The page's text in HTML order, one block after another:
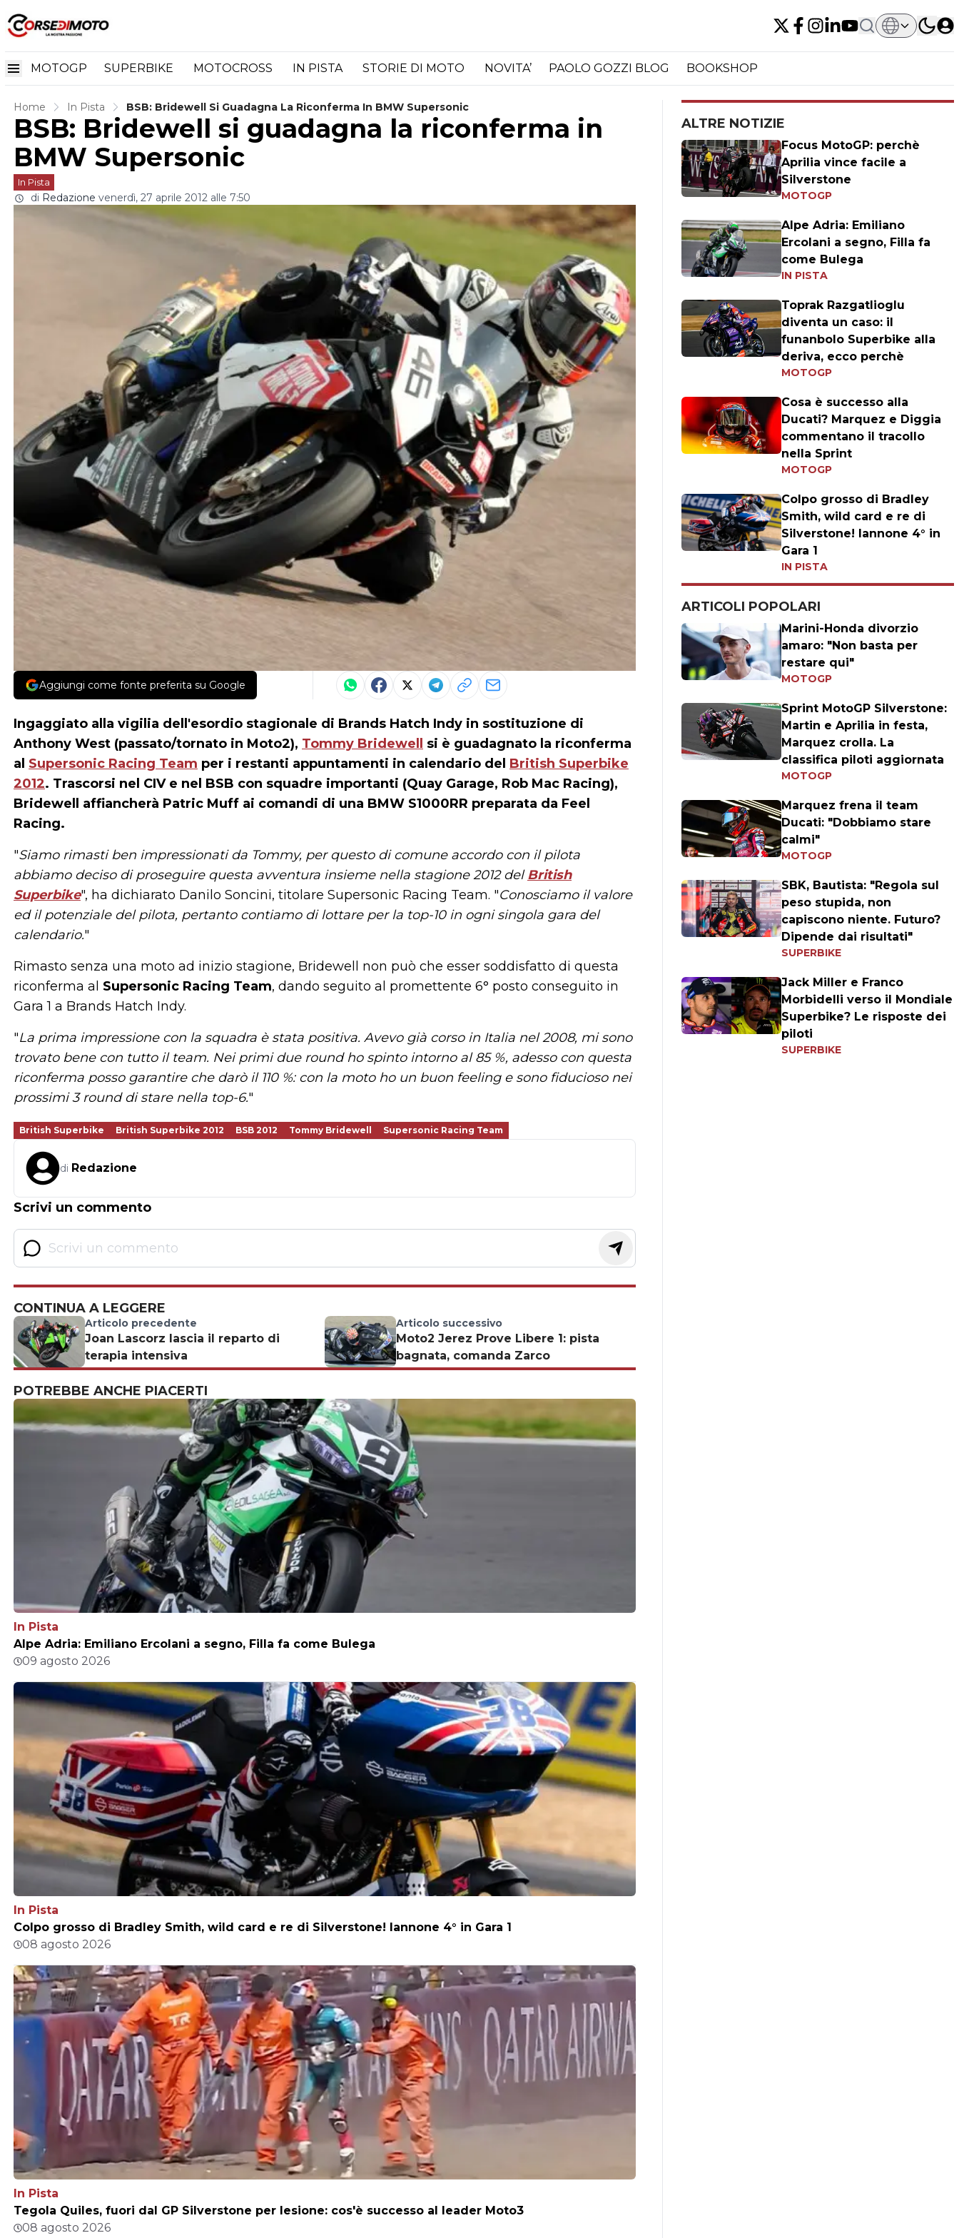
MOTOGP SUPERBIKE MOTOCROSS IN PISTA STORIE DI MOTO NOVITA’ PAOLO GOZZI BLOG BOOKSHOP
Home In Pista BSB: Bridewell Si Guadagna La Riconferma In BMW Supersonic
BSB: Bridewell si guadagna la riconferma in
BMW Supersonic
In Pista
di Redazione venerdì, 27 aprile 2012 alle 7:50
Aggiungi come fonte preferita su Google
Ingaggiato alla vigilia dell'esordio stagionale di Brands Hatch Indy in sostituzione di
Anthony West (passato/tornato in Moto2), Tommy Bridewell
si è guadagnato la riconferma
al Supersonic Racing Team per i restanti appuntamenti in calendario del British Superbike
2012. Trascorsi nel CIV e nel BSB con squadre importanti (Quay Garage, Rob Mac Racing),
Bridewell affiancherà Patric Muff ai comandi di una BMW S1000RR preparata da Feel
Racing.
"Siamo rimasti ben impressionati da Tommy, per questo di comune accordo con il pilota
abbiamo deciso di proseguire questa avventura insieme nella stagione 2012 delBritish
Superbike", ha dichiarato Danilo Soncini, titolare Supersonic Racing Team. "Conosciamo il valore
ed il potenziale del pilota, pertanto contiamo di lottare per la top-10 in ogni singola gara del
calendario."
Rimasto senza una moto ad inizio stagione, Bridewell non può che esser soddisfatto di questa
riconferma al Supersonic Racing Team, dando seguito al promettente 6° posto conseguito in
Gara 1 a Brands Hatch Indy.
"La prima impressione con la squadra è stata positiva. Avevo già corso in Italia nel 2008, mi sono
trovato bene con tutto il team. Nei primi due round ho spinto intorno al 85 %, adesso con questa
riconferma posso garantire che darò il 110 %: con la moto ho un buon feeling e sono fiducioso nei
prossimi 3 round di stare nella top-6."
British Superbike British Superbike 2012 BSB 2012 Tommy Bridewell Supersonic Racing Team
di Redazione
Scrivi un commento
CONTINUA A LEGGERE
Articolo precedente
Joan Lascorz lascia il reparto di
terapia intensiva
Articolo successivo
Moto2 Jerez Prove Libere 1: pista
bagnata, comanda Zarco
POTREBBE ANCHE PIACERTI
In Pista
Alpe Adria: Emiliano Ercolani a segno, Filla fa come Bulega
09 agosto 2026
In Pista
Colpo grosso di Bradley Smith, wild card e re di Silverstone! Iannone 4° in Gara 1
08 agosto 2026
In Pista
Tegola Quiles, fuori dal GP Silverstone per lesione: cos'è successo al leader Moto3
08 agosto 2026
ALTRE NOTIZIE
Focus MotoGP: perchè
Aprilia vince facile a
Silverstone
MOTOGP
Alpe Adria: Emiliano
Ercolani a segno, Filla fa
come Bulega
IN PISTA
Toprak Razgatlioglu
diventa un caso: il
funanbolo Superbike alla
deriva, ecco perchè
MOTOGP
Cosa è successo alla
Ducati? Marquez e Diggia
commentano il tracollo
nella Sprint
MOTOGP
Colpo grosso di Bradley
Smith, wild card e re di
Silverstone! Iannone 4° in
Gara 1
IN PISTA
ARTICOLI POPOLARI
Marini-Honda divorzio
amaro: "Non basta per
restare qui"
MOTOGP
Sprint MotoGP Silverstone:
Martin e Aprilia in festa,
Marquez crolla. La
classifica piloti aggiornata
MOTOGP
Marquez frena il team
Ducati: "Dobbiamo stare
calmi"
MOTOGP
SBK, Bautista: "Regola sul
peso stupida, non
capiscono niente. Futuro?
Dipende dai risultati"
SUPERBIKE
Jack Miller e Franco
Morbidelli verso il Mondiale
Superbike? Le risposte dei
piloti
SUPERBIKE